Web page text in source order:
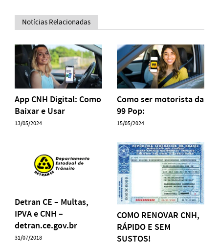
Notícias Relacionadas
App CNH Digital: Como
Baixar e Usar
13/05/2024
Como ser motorista da
99 Pop:
15/05/2024
Detran CE – Multas,
IPVA e CNH –
detran.ce.gov.br
31/07/2018
COMO RENOVAR CNH,
RÁPIDO E SEM
SUSTOS!